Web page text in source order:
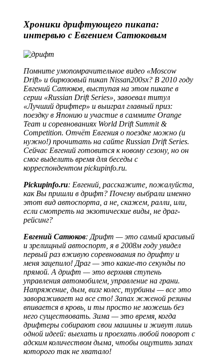
Хроники дрифтующего пикапа:
интервью с Евгением Сатюковым
Помните умопомрачительное видео «Moscow
Drift» и бирюзовый пикап Nissan200sx? В 2010 году
Евгений Сатюков, выступая на этом пикапе в
серии «Russian Drift Series», завоевал титул
«Лучший дрифтер» и выиграл главный приз:
поездку в Японию и участие в саммите Orange
Team и соревнованиях World Drift Summit &
Competition. Отчёт Евгения о поездке можно (и
нужно!) прочитать на сайте Russian Drift Series.
Сейчас Евгений готовится к новому сезону, но он
смог выделить время для беседы с
корреспондентом pickupinfo.ru.
Pickupinfo.ru: Евгений, расскажите, пожалуйста,
как Вы пришли в дрифт? Почему выбрали именно
этот вид автоспорта, а не, скажем, ралли, или,
если смотреть на экзотические виды, не драг-
рейсинг?
Евгений Сатюков: Дрифт — это самый красивый
и зрелищный автоспорт, я в 2008м году увидел
первый раз вживую соревнования по дрифту и
меня зацепило! Драг — это какие-то секунды по
прямой. А дрифт — это верхняя ступень
управления автомобилем, управление на грани.
Напряжение, дым, визг колес, турбины — все это
завораживает на все сто! Запах жженой резины
впивается в кровь, и ты просто не можешь без
него существовать. Зима — это время, когда
дрифтеры собирают свои машины и живут лишь
одной идеей: выехать и проехать любой поворот с
адским количеством дыма, чтобы ощутить запах
которого так не хватало!